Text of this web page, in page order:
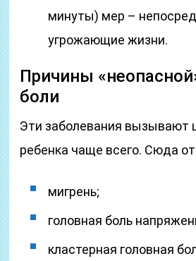
минуты) мер –
угрожающие жизни.
Причины
боли
Эти заболевания вызывают
ребенка чаще всего. Сюда
мигрень;
головная боль
кластерная головная